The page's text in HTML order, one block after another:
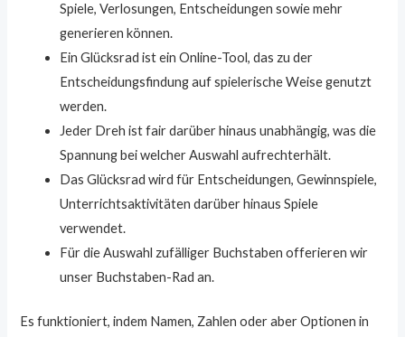
Spiele, Verlosungen, Entscheidungen sowie mehr
generieren können.
Ein Glücksrad ist ein Online-Tool, das zu der
Entscheidungsfindung auf spielerische Weise genutzt
werden.
Jeder Dreh ist fair darüber hinaus unabhängig, was die
Spannung bei welcher Auswahl aufrechterhält.
Das Glücksrad wird für Entscheidungen, Gewinnspiele,
Unterrichtsaktivitäten darüber hinaus Spiele
verwendet.
Für die Auswahl zufälliger Buchstaben offerieren wir
unser Buchstaben-Rad an.
Es funktioniert, indem Namen, Zahlen oder aber Optionen in